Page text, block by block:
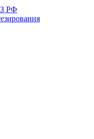
РФ